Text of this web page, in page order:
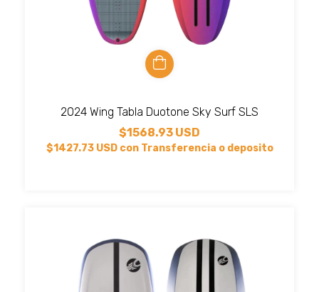
2024 Wing Tabla Duotone Sky Surf SLS
$1568.93 USD
$1427.73 USD con Transferencia o deposito